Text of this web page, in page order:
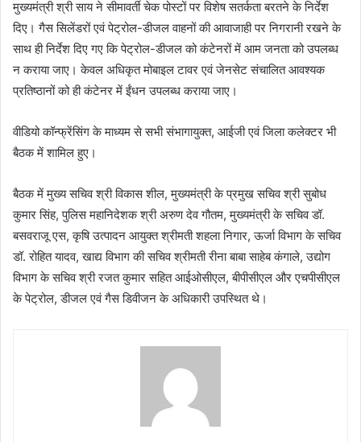
मुख्यमंत्री श्री साय ने सीमावर्ती चेक पोस्टों पर विशेष सतर्कता बरतने के निर्देश
दिए। गैस सिलेंडरों एवं पेट्रोल-डीजल वाहनों की आवाजाही पर निगरानी रखने के
साथ ही निर्देश दिए गए कि पेट्रोल-डीजल को कंटेनरों में आम जनता को उपलब्ध
न कराया जाए। केवल अधिकृत मोबाइल टावर एवं जेनसेट संचालित आवश्यक
प्रतिष्ठानों को ही कंटेनर में ईंधन उपलब्ध कराया जाए।
वीडियो कॉन्फ्रेंसिंग के माध्यम से सभी संभागायुक्त, आईजी एवं जिला कलेक्टर भी
बैठक में शामिल हुए।
बैठक में मुख्य सचिव श्री विकास शील, मुख्यमंत्री के प्रमुख सचिव श्री सुबोध
कुमार सिंह, पुलिस महानिदेशक श्री अरुण देव गौतम, मुख्यमंत्री के सचिव डॉ.
बसवराजू एस, कृषि उत्पादन आयुक्त श्रीमती शहला निगार, ऊर्जा विभाग के सचिव
डॉ. रोहित यादव, खाद्य विभाग की सचिव श्रीमती रीना बाबा साहेब कंगाले, उद्योग
विभाग के सचिव श्री रजत कुमार सहित आईओसीएल, बीपीसीएल और एचपीसीएल
के पेट्रोल, डीजल एवं गैस डिवीजन के अधिकारी उपस्थित थे।